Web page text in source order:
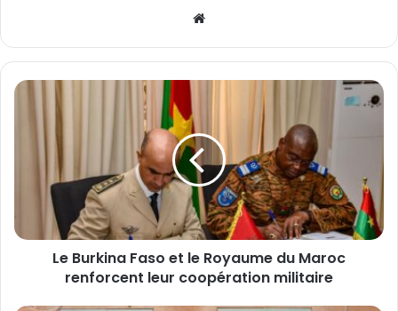
te
L
a
Le Burkina Faso et le Royaume du Maroc
renforcent leur coopération militaire